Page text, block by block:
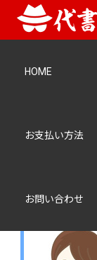
HOME
お支払い方法
お問い合わせ